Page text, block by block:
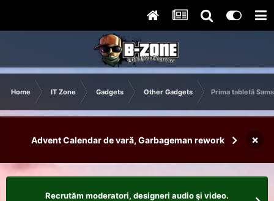
Home IT Zone Gadgets Other Gadgets Prima tabletă
Advent Calendar de vară, Garbageman rework ×
Recrutăm moderatori, designeri audio şi video.